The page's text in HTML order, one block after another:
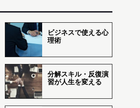
ビジネスで使える心
理術
分解スキル・反復演
習が人生を変える